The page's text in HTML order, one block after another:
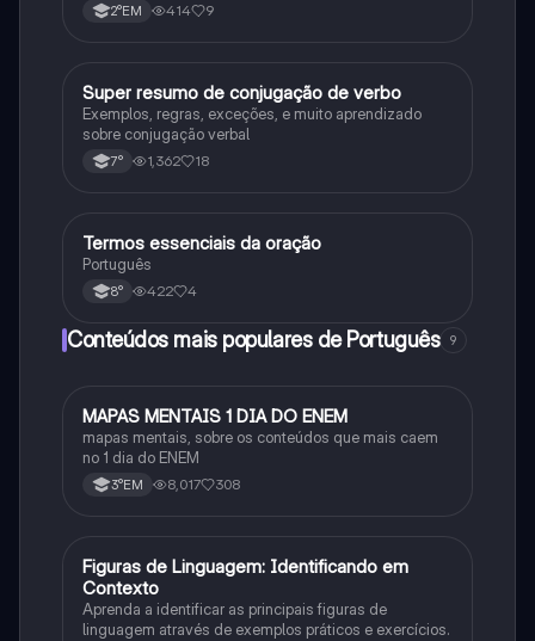
2°EM 414 9
Português
Super resumo de conjugação de verbo
Exemplos, regras, exceções, e muito aprendizado
sobre conjugação verbal
7° 1,362 18
Português
Termos essenciais da oração
Português
8° 422 4
Conteúdos mais populares de Português 9
Português
MAPAS MENTAIS 1 DIA DO ENEM
mapas mentais, sobre os conteúdos que mais caem
no 1 dia do ENEM
3°EM 8,017 308
FPortuguês
Figuras de Linguagem: Identificando em
Contexto
Aprenda a identificar as principais figuras de
linguagem através de exemplos práticos e exercícios.